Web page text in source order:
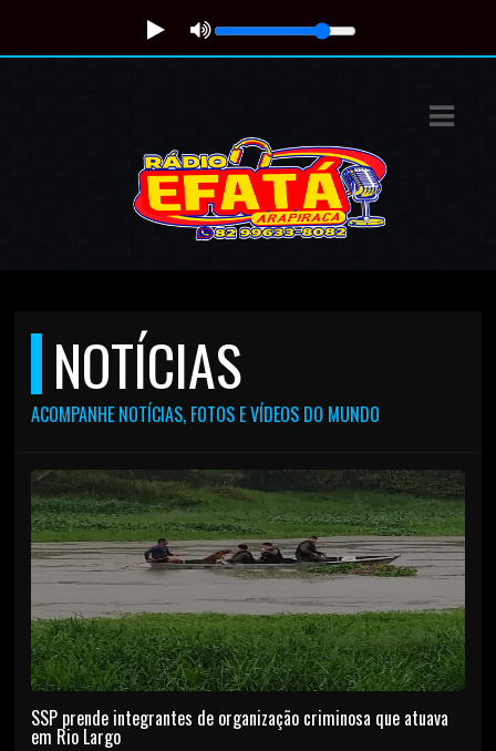
NOTÍCIAS
ACOMPANHE NOTÍCIAS, FOTOS E VÍDEOS DO MUNDO
SSP prende integrantes de organização criminosa que atuava
em Rio Largo